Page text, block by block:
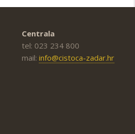
Centrala
tel: 023 234 800
mail: info@cistoca-zadar.hr